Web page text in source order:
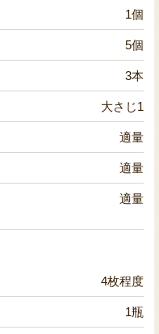
1個
5個
3本
大さじ1
適量
適量
適量
4枚程度
1瓶